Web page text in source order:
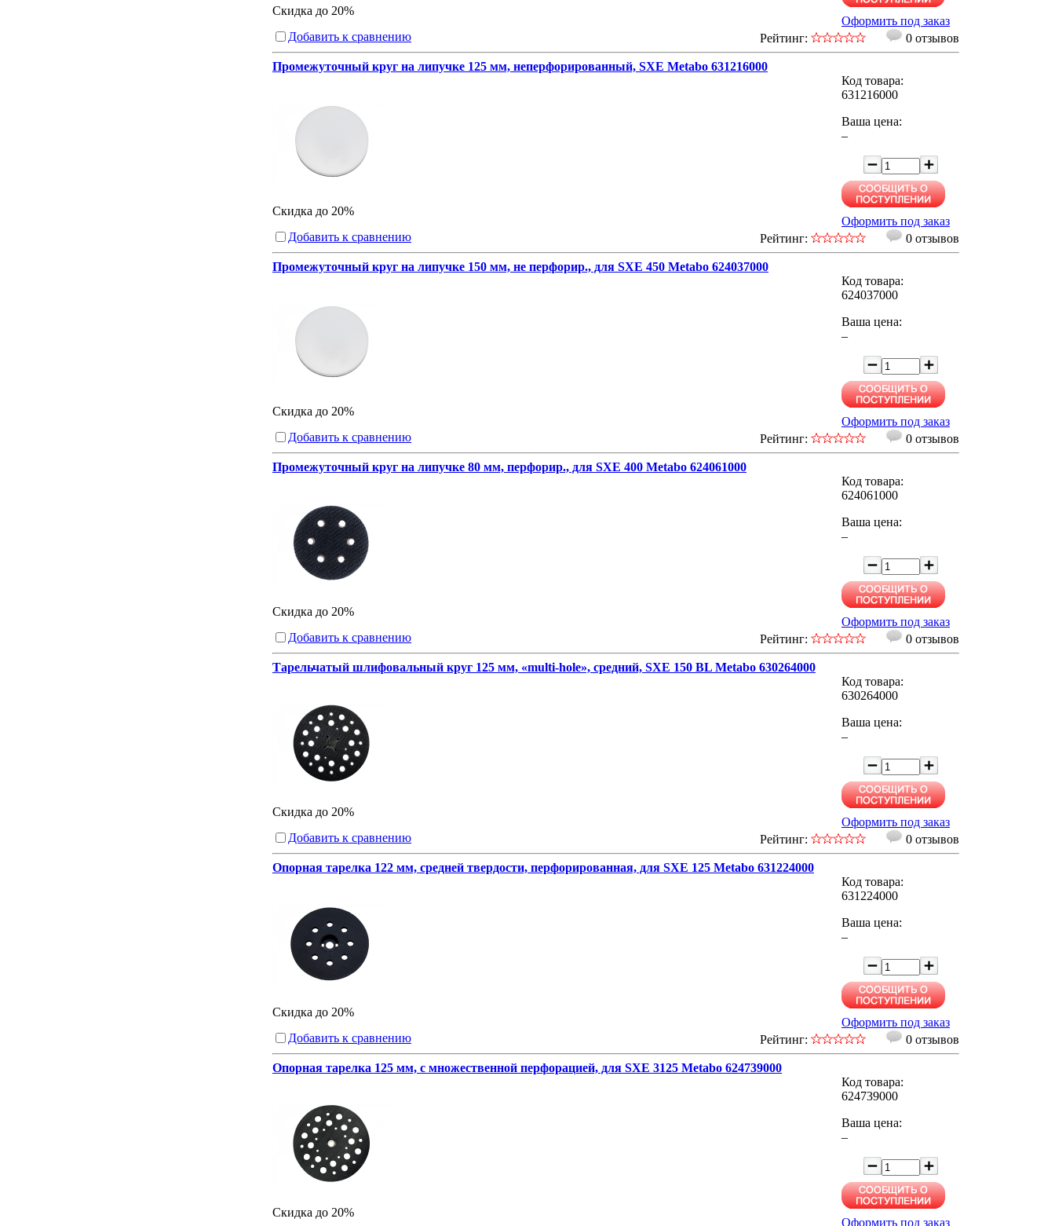
Скидка до 20%
Оформить под заказ
Добавить к сравнению
Рейтинг: 0 отзывов
Промежуточный круг на липучке 125 мм, неперфорированный, SXE Metabo 631216000
Скидка до 20%
Код товара:
631216000
Ваша цена:
–
Оформить под заказ
Добавить к сравнению
Рейтинг: 0 отзывов
Промежуточный круг на липучке 150 мм, не перфорир., для SXE 450 Metabo 624037000
Скидка до 20%
Код товара:
624037000
Ваша цена:
–
Оформить под заказ
Добавить к сравнению
Рейтинг: 0 отзывов
Промежуточный круг на липучке 80 мм, перфорир., для SXE 400 Metabo 624061000
Скидка до 20%
Код товара:
624061000
Ваша цена:
–
Оформить под заказ
Добавить к сравнению
Рейтинг: 0 отзывов
Тарельчатый шлифовальный круг 125 мм, «multi-hole», средний, SXE 150 BL Metabo 630264000
Скидка до 20%
Код товара:
630264000
Ваша цена:
–
Оформить под заказ
Добавить к сравнению
Рейтинг: 0 отзывов
Опорная тарелка 122 мм, средней твердости, перфорированная, для SXE 125 Metabo 631224000
Скидка до 20%
Код товара:
631224000
Ваша цена:
–
Оформить под заказ
Добавить к сравнению
Рейтинг: 0 отзывов
Опорная тарелка 125 мм, с множественной перфорацией, для SXE 3125 Metabo 624739000
Скидка до 20%
Код товара:
624739000
Ваша цена:
–
Оформить под заказ